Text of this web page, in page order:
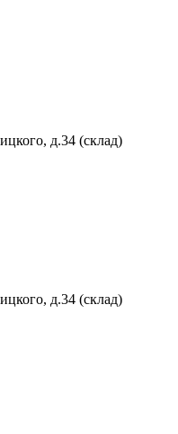
д.34 (склад)
д.34 (склад)